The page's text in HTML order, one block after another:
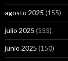
agosto 2025 (155)
julio 2025 (155)
junio 2025 (150)